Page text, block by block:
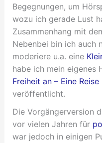
Begegnungen, um
wozu ich gerade Lust
Zusammenhang mit
Nebenbei bin ich auch
moderiere u.a. eine
habe ich mein eigenes
Freiheit an – Eine
veröffentlicht.
Die Vorgängerversion
vor vielen Jahren für
war jedoch in einigen